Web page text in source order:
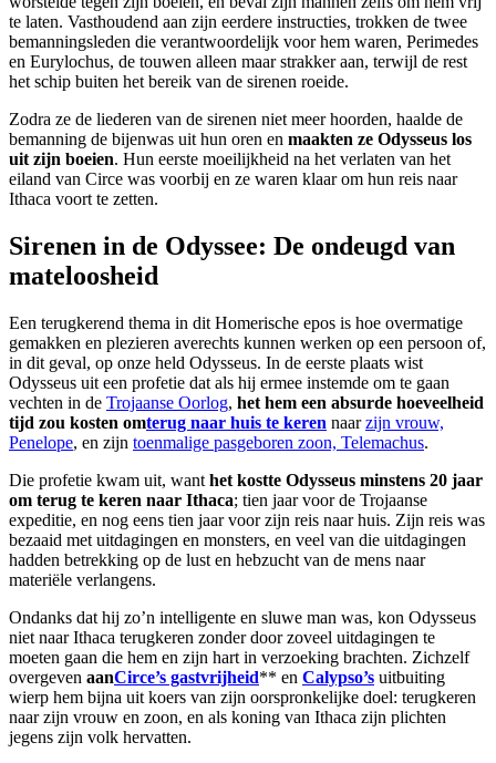
te laten. Vasthoudend aan zijn eerdere instructies, trokken de twee
bemanningsleden die verantwoordelijk voor hem waren, Perimedes
en Eurylochus, de touwen alleen maar strakker aan, terwijl de rest
het schip buiten het bereik van de sirenen roeide.
Zodra ze de liederen van de sirenen niet meer hoorden, haalde de
bemanning de bijenwas uit hun oren en maakten ze Odysseus los
uit zijn boeien. Hun eerste moeilijkheid na het verlaten van het
eiland van Circe was voorbij en ze waren klaar om hun reis naar
Ithaca voort te zetten.
Sirenen in de Odyssee: De ondeugd van
mateloosheid
Een terugkerend thema in dit Homerische epos is hoe overmatige
gemakken en plezieren averechts kunnen werken op een persoon of,
in dit geval, op onze held Odysseus. In de eerste plaats wist
Odysseus uit een profetie dat als hij ermee instemde om te gaan
vechten in de Trojaanse Oorlog, het hem een absurde hoeveelheid
tijd zou kosten omterug naar huis te keren naarzijn vrouw,
Penelope, en zijn toenmalige pasgeboren zoon, Telemachus.
Die profetie kwam uit, want het kostte Odysseus minstens 20 jaar
om terug te keren naar Ithaca; tien jaar voor de Trojaanse
expeditie, en nog eens tien jaar voor zijn reis naar huis. Zijn reis was
bezaaid met uitdagingen en monsters, en veel van die uitdagingen
hadden betrekking op de lust en hebzucht van de mens naar
materiële verlangens.
Ondanks dat hij zo’n intelligente en sluwe man was, kon Odysseus
niet naar Ithaca terugkeren zonder door zoveel uitdagingen te
moeten gaan die hem en zijn hart in verzoeking brachten. Zichzelf
overgeven aanCirce’s gastvrijheid** en Calypso’s uitbuiting
wierp hem bijna uit koers van zijn oorspronkelijke doel: terugkeren
naar zijn vrouw en zoon, en als koning van Ithaca zijn plichten
jegens zijn volk hervatten.